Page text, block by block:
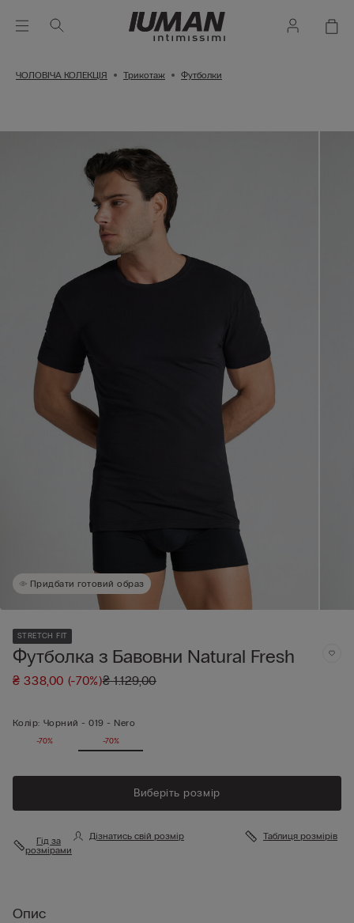
ЧОЛОВІЧА КОЛЕКЦІЯ Трикотаж Футболки
Придбати готовий образ
STRETCH FIT
Футболка з Бавовни Natural Fresh
₴ 338,00 (-70%)₴ 1.129,00
Колір: Чорний -019 - Nero
-70% -70%
Виберіть розмір
Гід за
розмірами
Дізнатись свій розмір Таблиця розмірів
Опис